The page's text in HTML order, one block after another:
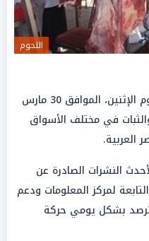
اللحوم
شهدت «أسعار اللحوم الحمراء» اليوم الإثنين، الموافق 30 مارس
والثبات في مختلف الأسواق
العربية.
النشرات الصادرة عن
لمركز المعلومات ودعم
ترصد بشكل يومي حركة